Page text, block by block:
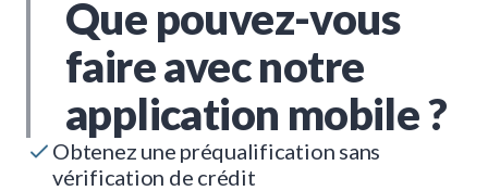
Que pouvez-vous
faire avec notre
application mobile ?
Obtenez une préqualification sans
vérification de crédit